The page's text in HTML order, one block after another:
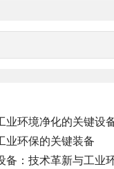
相碰撞形成旋切力
业环境净化的关键设
业环保的关键装备
备：技术革新与工业